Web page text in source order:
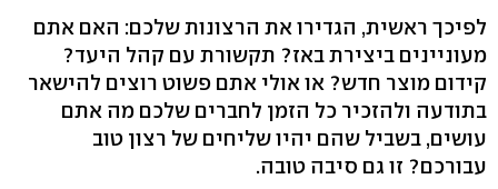
לפיכך ראשית, הגדירו את הרצונות שלכם: האם אתם
מעוניינים ביצירת באז? תקשורת עם קהל היעד?
קידום מוצר חדש? או אולי אתם פשוט רוצים להישאר
בתודעה ולהזכיר כל הזמן לחברים שלכם מה אתם
עושים, בשביל שהם יהיו שליחים של רצון טוב
עבורכם? זו גם סיבה טובה.